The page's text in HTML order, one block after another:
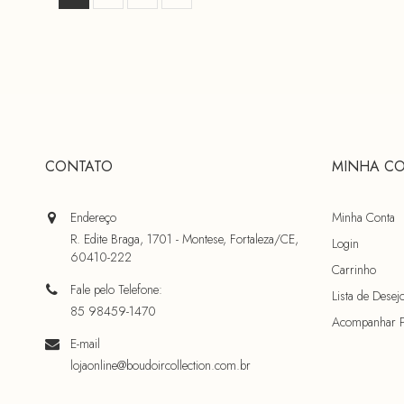
CONTATO
Endereço
R. Edite Braga, 1701 - Montese, Fortaleza/CE,
60410-222
Fale pelo Telefone:
85 98459-1470
E-mail
lojaonline@boudoircollection.com.br
MINHA
Minha Conta
Login
Carrinho
Lista de
Acompanhar